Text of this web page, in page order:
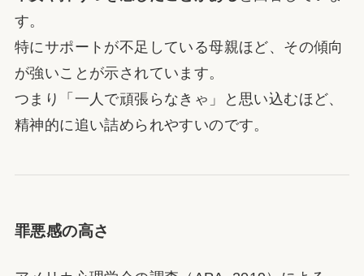
す。
特にサポートが不足している母親ほど、その傾向
が強いことが示されています。
つまり「一人で頑張らなきゃ」と思い込むほど、
精神的に追い詰められやすいのです。
罪悪感の高さ